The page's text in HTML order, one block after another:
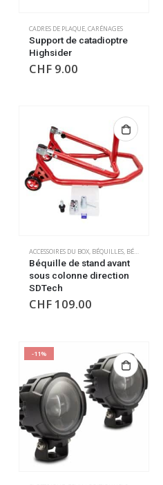
CADRES DE PLAQUE,CARÉNAGES
Support de catadioptre
Highsider
CHF 9.00
ACCESSOIRES DU BOX, BÉQUILLES, BÉQUILLES
Béquille de stand avant
sous colonne direction
SDTech
CHF 109.00
-11%